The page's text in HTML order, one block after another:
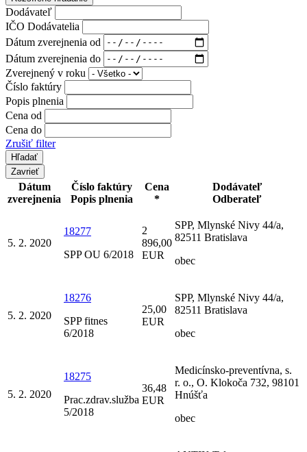
Dodávateľ
IČO Dodávatelia
Dátum zverejnenia od
Dátum zverejnenia do
Zverejnený v roku
Číslo faktúry
Popis plnenia
Cena od
Cena do
Zrušiť filter
Zavrieť
Dátum
zverejnenia
Číslo faktúry
Popis plnenia
Cena
*
Dodávateľ
Odberateľ
5. 2. 2020
18277
SPP OU 6/2018
2
896,00
EUR
SPP, Mlynské Nivy 44/a,
82511 Bratislava
obec
5. 2. 2020
18276
SPP fitnes
6/2018
25,00
EUR
SPP, Mlynské Nivy 44/a,
82511 Bratislava
obec
5. 2. 2020
18275
Prac.zdrav.služba
5/2018
36,48
EUR
Medicínsko-preventívna, s.
r. o., O. Klokoča 732, 98101
Hnúšťa
obec